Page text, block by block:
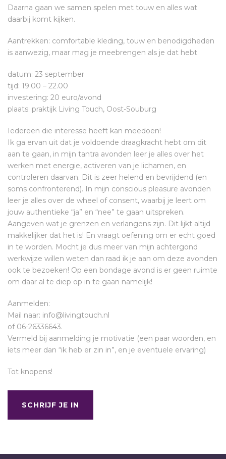
Daarna gaan we samen spelen met touw en alles wat
daarbij komt kijken.
Aantrekken: comfortable kleding, touw en benodigdheden
is aanwezig, maar mag je meebrengen als je dat hebt.
datum: 23 september
tijd: 19.00 – 22.00
investering: 20 euro/avond
plaats: praktijk Living Touch, Oost-Souburg
Iedereen die interesse heeft kan meedoen!
Ik ga ervan uit dat je voldoende draagkracht hebt om dit
aan te gaan, in mijn tantra avonden leer je alles over het
werken met energie, activeren van je lichamen, en
controleren daarvan. Dit is zeer helend en bevrijdend (en
soms confronterend). In mijn conscious pleasure avonden
leer je alles over de wheel of consent, waarbij je leert om
jouw authentieke “ja” en “nee” te gaan uitspreken.
Aangeven wat je grenzen en verlangens zijn. Dit lijkt altijd
makkelijker dat het is! En vraagt oefening om er echt goed
in te worden. Mocht je dus meer van mijn achtergond
werkwijze willen weten dan raad ik je aan om deze avonden
ook te bezoeken! Op een bondage avond is er geen ruimte
om daar al te diep op in te gaan namelijk!
Aanmelden:
Mail naar: info@livingtouch.nl
of 06-26336643.
Vermeld bij aanmelding je motivatie (een paar woorden, en
íets meer dan “ik heb er zin in”, en je eventuele ervaring)
Tot knopens!
SCHRIJF JE IN